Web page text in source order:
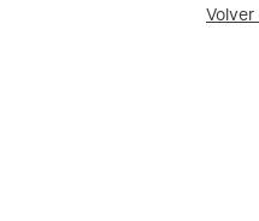
Volver